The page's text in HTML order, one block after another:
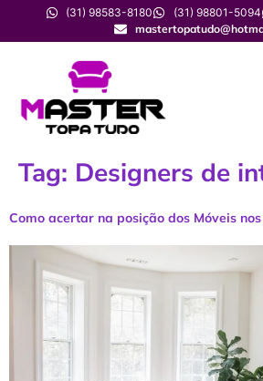
(31) 98583-8180 (31) 98801-5094
Tag: Designers de
Como acertar na posição dos Móveis